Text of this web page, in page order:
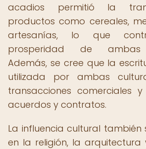
acadios permitió la
productos como cereales,
artesanías, lo que
prosperidad de ambas
Además, se cree que la
utilizada por ambas
transacciones comerciales
acuerdos y contratos.
La influencia cultural también
en la religión, la